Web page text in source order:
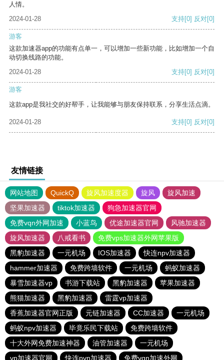
人情。
2024-01-28
支持[0] 反对[0]
游客
这款加速器app的功能有点单一，可以增加一些新功能，比如增加一个自
动切换线路的功能。
2024-01-28
支持[0] 反对[0]
游客
这款app是我社交的好帮手，让我能够与朋友保持联系，分享生活点滴。
2024-01-28 支持[0] 反对[0]
友情链接
网站地图 QuickQ 旋风加速度器 旋风
旋风加速
坚果加速器
tiktok加速器
狗急加速器官网
免费vqn外网加速
小蓝鸟 优途加速器官网
风驰加速器
旋风加速器
八戒看书
免费vps加速器外网苹果版
黑豹加速器
一元机场 IOS加速器
快连npv加速器
hammer加速器
免费跨墙软件 一元机场
蚂蚁加速器
暴雪加速器vp
书游下载站 黑豹加速器
苹果加速器
熊猫加速器
黑豹加速器
雷霆vp加速器
香蕉加速器官网正版
元链加速器 CC加速器
一元机场
蚂蚁npv加速器
毕竟乐民下载站
免费跨墙软件
十大外网免费加速神器
油管加速器
一元机场
vp加速器官网
快连pvn加速器 免费vqn加速外网